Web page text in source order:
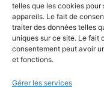
telles que les cookies
appareils. Le fait de
traiter des données telles
uniques sur ce site. Le fait
consentement peut avoir
et fonctions.
Gérer les services
Je